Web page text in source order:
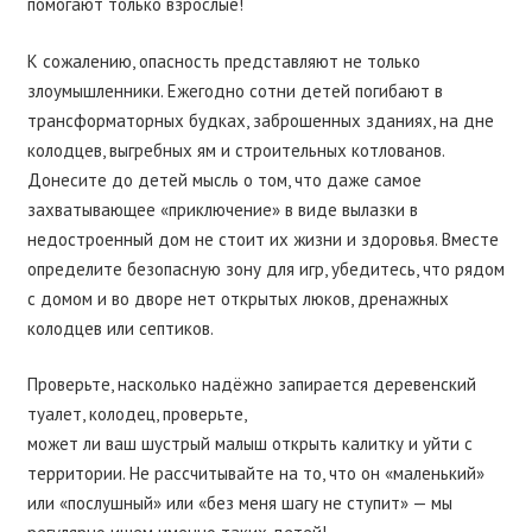
К сожалению, опасность представляют не только
злоумышленники. Ежегодно сотни детей погибают в
трансформаторных будках, заброшенных зданиях, на дне
колодцев, выгребных ям и строительных котлованов.
Донесите до детей мысль о том, что даже самое
захватывающее «приключение» в виде вылазки в
недостроенный дом не стоит их жизни и здоровья. Вместе
определите безопасную зону для игр, убедитесь, что рядом
с домом и во дворе нет открытых люков, дренажных
колодцев или септиков.
Проверьте, насколько надёжно запирается деревенский
туалет, колодец, проверьте,
может ли ваш шустрый малыш открыть калитку и уйти с
территории. Не рассчитывайте на то, что он «маленький»
или «послушный» или «без меня шагу не ступит» — мы